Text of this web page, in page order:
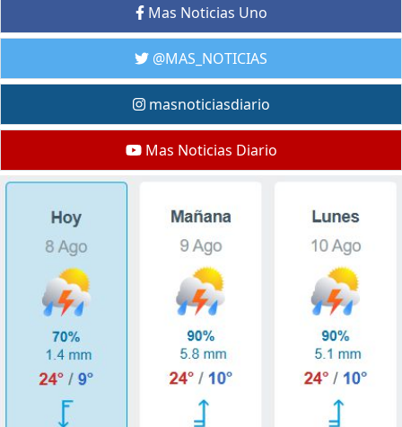
Mas Noticias Uno
@MAS_NOTICIAS
masnoticiasdiario
Mas Noticias Diario